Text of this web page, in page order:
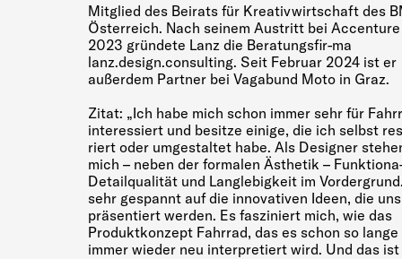
Mitglied des Beirats für Kreativwirtschaft des
Österreich. Nach seinem Austritt bei Accenture
2023 gründete Lanz die Beratungsfir-ma
lanz.design.consulting. Seit Februar 2024 ist er
außerdem Partner bei Vagabund Moto in Graz.
Zitat: „Ich habe mich schon immer sehr für
interessiert und besitze einige, die ich selbst
riert oder umgestaltet habe. Als Designer
mich – neben der formalen Ästhetik –
Detailqualität und Langlebigkeit im
sehr gespannt auf die innovativen Ideen, die
präsentiert werden. Es fasziniert mich, wie das
Produktkonzept Fahrrad, das es schon so
immer wieder neu interpretiert wird. Und das ist